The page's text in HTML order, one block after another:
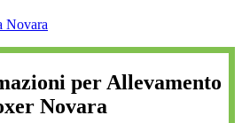
per Allevamento
Novara